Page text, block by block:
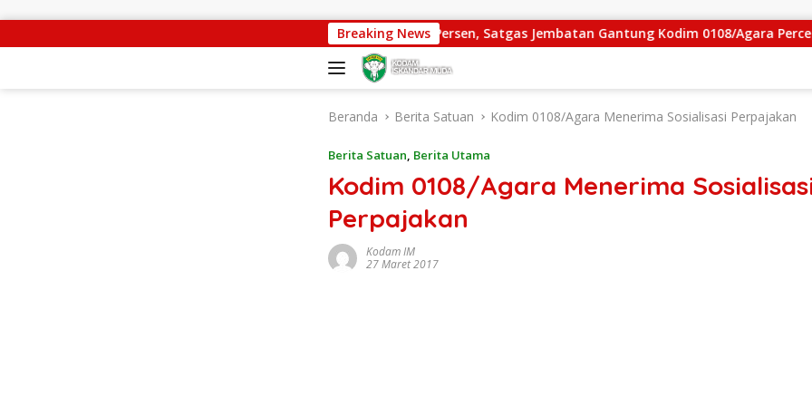
Breaking News
Progres Pembangunan Capai 88 Persen, Satgas Jembatan Gantung Kodim 0108/Agara Percepat
Beranda Berita Satuan Kodim 0108/Agara Menerima Sosialisasi Perpajakan
Berita Satuan, Berita Utama
Kodim 0108/Agara Menerima
Perpajakan
Kodam IM
27 Maret 2017